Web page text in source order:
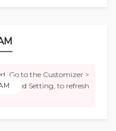
Go to the Customizer >
Feed Setting, to refresh